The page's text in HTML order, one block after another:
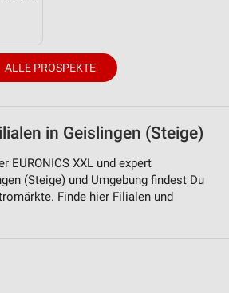
ALLE PROSPEKTE
in Geislingen (Steige)
EURONICS XXL und expert
(Steige) und Umgebung findest Du
Finde hier Filialen und